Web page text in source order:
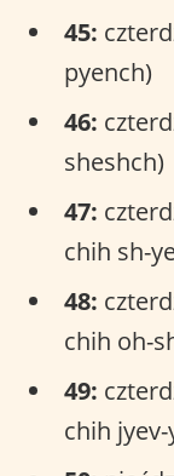
45:
pyench)
46:
sheshch)
47:
chih sh-
48:
chih oh-
49:
chih